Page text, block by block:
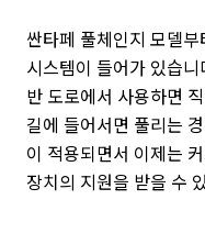
싼타페 풀체인지 모델
시스템이 들어가 있습
반 도로에서 사용하면
길에 들어서면 풀리는
이 적용되면서 이제는
장치의 지원을 받을 수